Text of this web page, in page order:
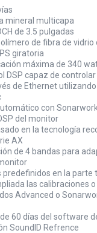
mineral multicapa
de 3.5 pulgadas
de fibra de
giratoria
máxima de 340
DSP capaz de
de Ethernet utilizando
con
del monitor
en la tecnología
AX
de 4 bandas para
predefinidos en la parte
las calibraciones
Advanced o
60 días del software
SoundID Refrence